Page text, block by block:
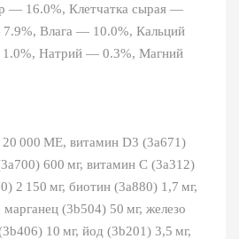
— 16.0%, Клетчатка сырая —
Влага — 10.0%, Кальций
Натрий — 0.3%, Магний
000 МЕ, витамин D3 (3a671)
600 мг, витамин C (3a312)
2 150 мг, биотин (3a880) 1,7 мг,
(3b504) 50 мг, железо
10 мг, йод (3b201) 3,5 мг,